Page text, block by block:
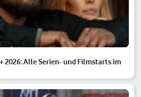
2026: Alle Serien- und Filmstarts im